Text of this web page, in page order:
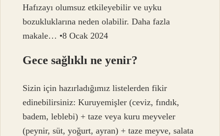
Hafızayı olumsuz etkileyebilir ve uyku
bozukluklarına neden olabilir. Daha fazla
makale… •8 Ocak 2024
Gece sağlıklı ne yenir?
Sizin için hazırladığımız listelerden fikir
edinebilirsiniz: Kuruyemişler (ceviz, fındık,
badem, leblebi) + taze veya kuru meyveler
(peynir, süt, yoğurt, ayran) + taze meyve, salata